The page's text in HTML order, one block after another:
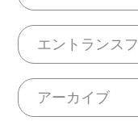
エントランス
アーカイブ